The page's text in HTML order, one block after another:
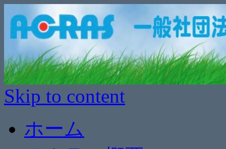
Skip to content
ホーム